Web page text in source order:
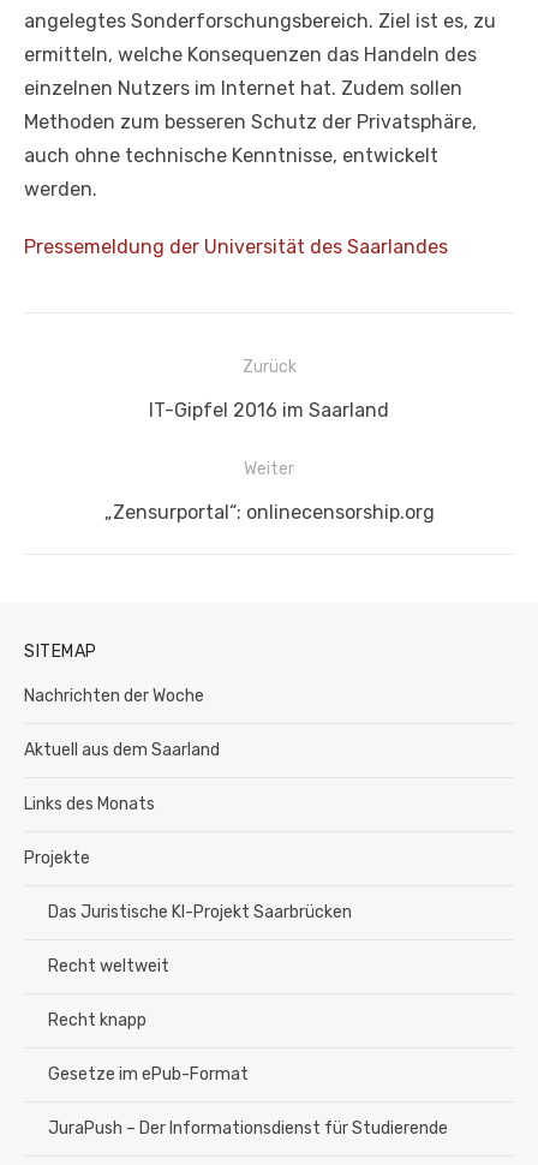
angelegtes Sonderforschungsbereich. Ziel ist es, zu
ermitteln, welche Konsequenzen das Handeln des
einzelnen Nutzers im Internet hat. Zudem sollen
Methoden zum besseren Schutz der Privatsphäre,
auch ohne technische Kenntnisse, entwickelt
werden.
Pressemeldung der Universität des Saarlandes
Beitragsnavigation
Zurück
Vorheriger
IT-Gipfel 2016 im Saarland
Weiter
Nächster
„Zensurportal“: onlinecensorship.org
SITEMAP
Nachrichten der Woche
Aktuell aus dem Saarland
Links des Monats
Projekte
Das Juristische KI-Projekt Saarbrücken
Recht weltweit
Recht knapp
Gesetze im ePub-Format
JuraPush – Der Informationsdienst für Studierende